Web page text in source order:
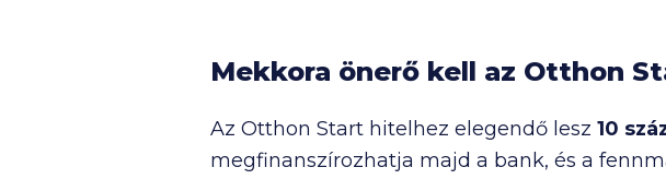
Mekkora önerő kell az Otthon
Az Otthon Start hitelhez elegendő lesz 10
megfinanszírozhatja majd a bank, és a